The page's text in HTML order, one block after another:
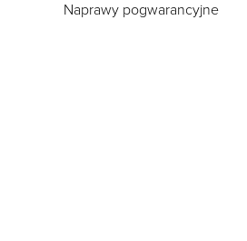
Naprawy pogwarancyjne